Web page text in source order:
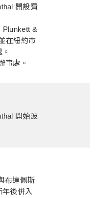
開設費
Plunkett &
在紐約市
事處。
開始波
布達佩斯
後併入